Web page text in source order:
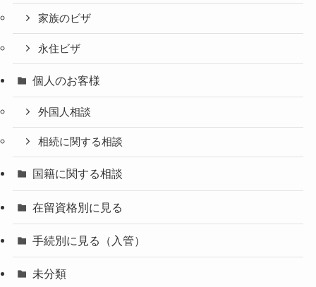
家族のビザ
永住ビザ
個人のお客様
外国人相談
相続に関する相談
国籍に関する相談
在留資格別に見る
手続別に見る（入管）
未分類